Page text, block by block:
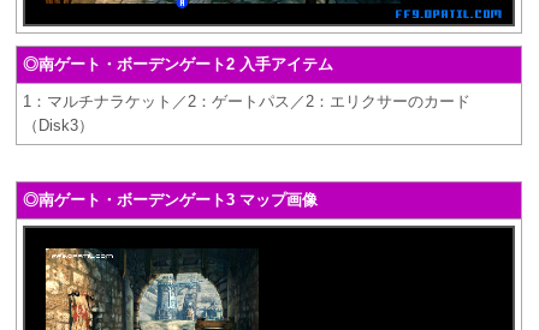
◎南ゲート・ボーデンゲート2 入手アイテム
1：マルチナラケット／2：ゲートパス／2：エリクサーのカード
（Disk3）
◎南ゲート・ボーデンゲート3 マップ画像